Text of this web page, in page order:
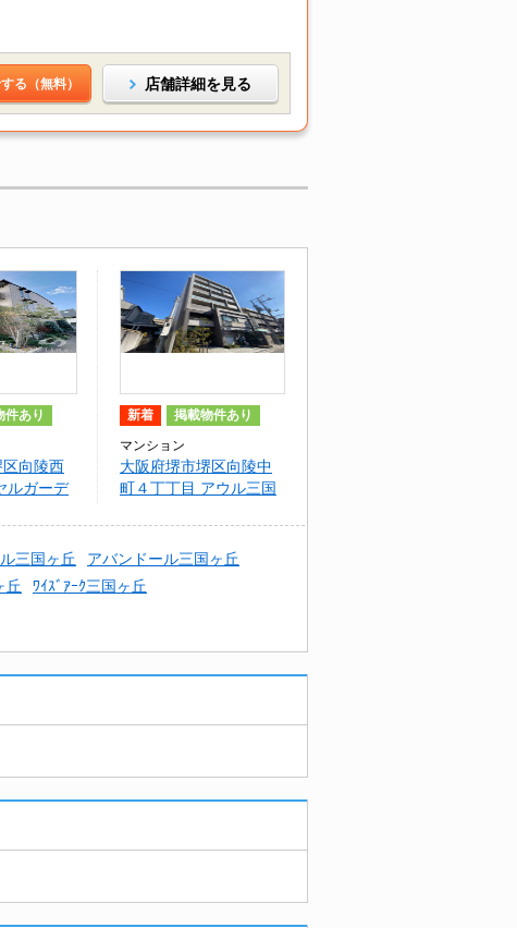
る（無料） 店舗詳細を見る
件あり
向陵西
ルガーデ
新着 掲載物件あり
マンション
大阪府堺市堺区向陵中
町４丁丁目 アウル三国
三国ヶ丘
アバンドール三国ヶ丘
丘
ﾜｲｽﾞｱｰｸ三国ヶ丘